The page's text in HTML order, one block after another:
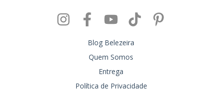
Blog Belezeira
Quem Somos
Entrega
Política de Privacidade